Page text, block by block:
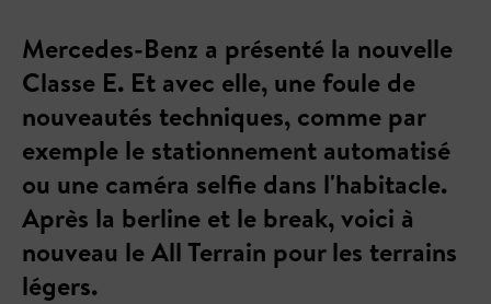
Mercedes-Benz a présenté la nouvelle
Classe E. Et avec elle, une foule de
nouveautés techniques, comme par
exemple le stationnement automatisé
ou une caméra selfie dans l'habitacle.
Après la berline et le break, voici à
nouveau le All Terrain pour les terrains
légers.